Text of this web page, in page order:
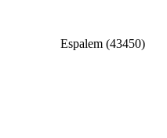
Espalem (43450)